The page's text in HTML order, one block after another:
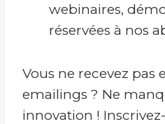
webinaires,
réservées à nos
Vous ne recevez pas
emailings ? Ne
innovation !